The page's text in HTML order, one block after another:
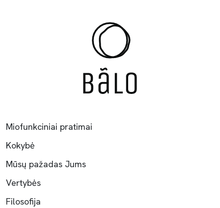
Miofunkciniai pratimai
Kokybė
Mūsų pažadas Jums
Vertybės
Filosofija